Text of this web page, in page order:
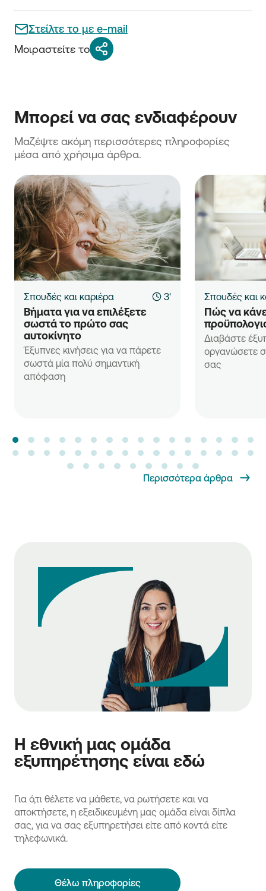
Στείλτε το με e-mail
Μοιραστείτε το
Μαζέψτε ακόμη περισσότερες πληροφορίες
μέσα από χρήσιμα άρθρα.
Σπουδές και καριέρα 3'
Βήματα για να επιλέξετε
σωστά το πρώτο σας
αυτοκίνητο
Έξυπνες κινήσεις για να πάρετε
σωστά μία πολύ σημαντική
απόφαση
Σπουδές και
Πώς να
Διαβάστε
οργανώσετε
σας
Περισσότερα άρθρα
Η εθνική μας ομάδα
εξυπηρέτησης είναι εδώ
Για ό,τι θέλετε να μάθετε, να ρωτήσετε και να
αποκτήσετε, η εξειδικευμένη μας ομάδα είναι δίπλα
σας, για να σας εξυπηρετήσει είτε από κοντά είτε
τηλεφωνικά.
Θέλω πληροφορίες